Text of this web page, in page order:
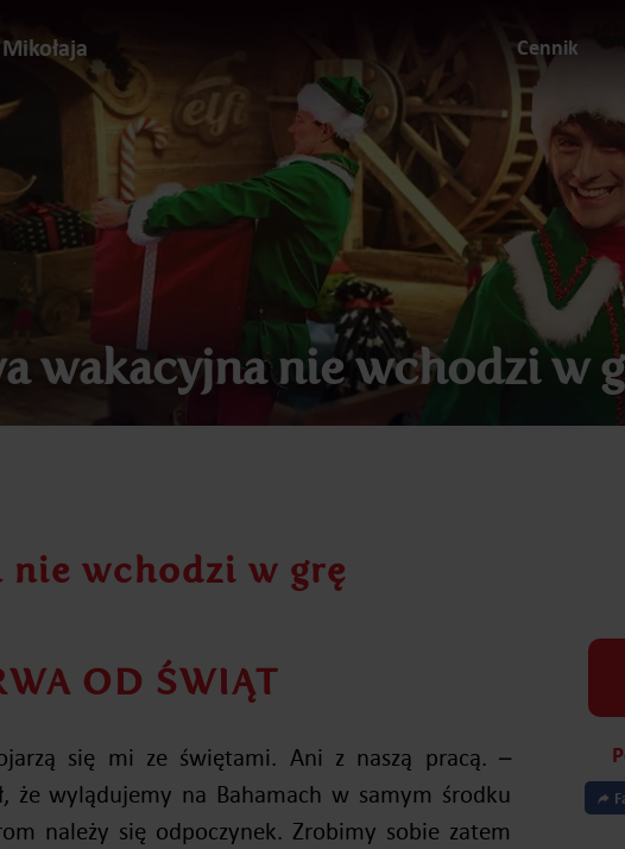
Cennik
wakacyjna nie wchodzi w
nie wchodzi w grę
OD ŚWIĄT
się mi ze świętami. Ani z naszą pracą. –
że wylądujemy na Bahamach w samym środku
należy się odpoczynek. Zrobimy sobie zatem